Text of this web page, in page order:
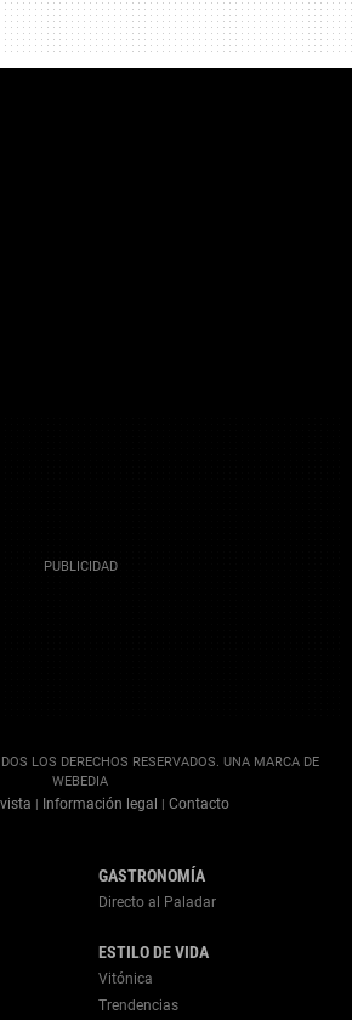
LOS DERECHOS RESERVADOS. UNA MARCA DE
WEBEDIA
Información legal Contacto
GASTRONOMÍA
Directo al Paladar
ESTILO DE VIDA
Vitónica
Trendencias